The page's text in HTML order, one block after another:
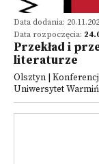
Data dodania:
Data rozpoczęcia:
Przekład i
literaturze
Olsztyn |
Uniwersytet